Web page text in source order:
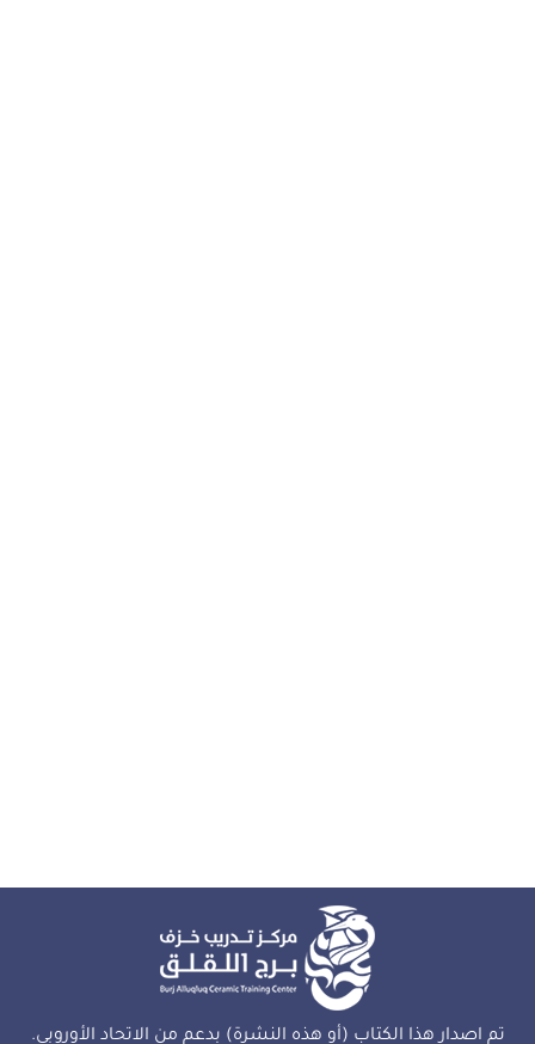
تم اصدار هذا الكتاب (أو هذه النشرة) بدعم من الاتحاد الأوروبي.